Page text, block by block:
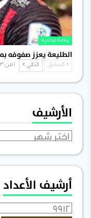
رياضة محلية
الطليعة يعزز صفوفه
السابق التالي
الأرشيف
الأرشيف
أرشيف الأعداد